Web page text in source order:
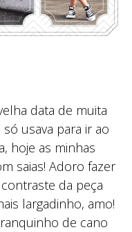
data de muita
usava para ir ao
hoje as minhas
saias! Adoro fazer
da peça
largadinho, amo!
de cano